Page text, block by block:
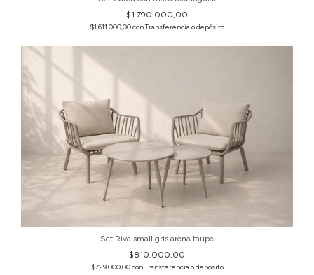
$1.790.000,00
$1.611.000,00conTransferencia o depósito
Set Riva small gris arena taupe
$810.000,00
$729.000,00conTransferencia o depósito